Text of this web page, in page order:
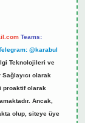
Teams:
@karabul
Teknolojileri ve
olarak
proaktif olarak
Ancak,
olup, siteye üye